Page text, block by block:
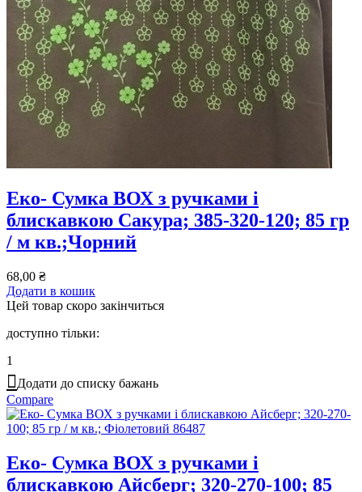
Еко- Сумка ВОХ з ручками і
блискавкою Сакура; 385-320-120; 85 гр
/ м кв.;Чорний
68,00 ₴
Додати в кошик
Цей товар скоро закінчиться
доступно тільки:
1
Додати до списку бажань
Compare
Еко- Сумка ВОХ з ручками і
блискавкою Айсберг; 320-270-100; 85